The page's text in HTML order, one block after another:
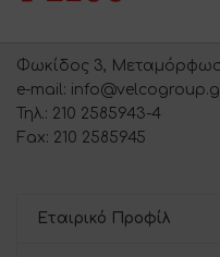
Φωκίδος 3,
e-mail:
Τηλ.: 210 2585943-4
Fax: 210 2585945
Εταιρικό Προφίλ